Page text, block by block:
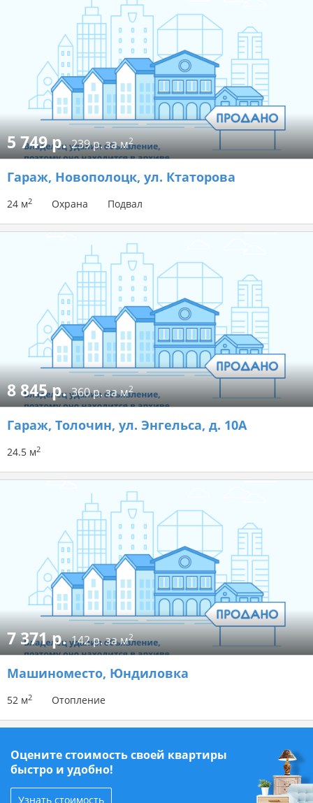
5 749 р.239 р. за м2
Гараж, Новополоцк, ул. Ктаторова
24 м2 Охрана Подвал
8 845 р.360 р. за м2
Гараж, Толочин, ул. Энгельса, д. 10А
24.5 м2
7 371 р.142 р. за м2
Машиноместо, Юндиловка
52 м2 Отопление
Оцените стоимость своей квартиры
быстро и удобно!
Узнать стоимость